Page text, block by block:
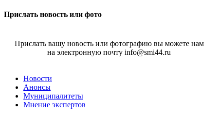
Прислать новость или фото
Прислать вашу новость или фотографию вы можете нам
на электронную почту info@smi44.ru
Новости
Анонсы
Муниципалитеты
Мнение экспертов